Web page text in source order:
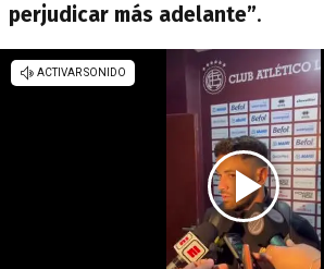
perjudicar más adelante”.